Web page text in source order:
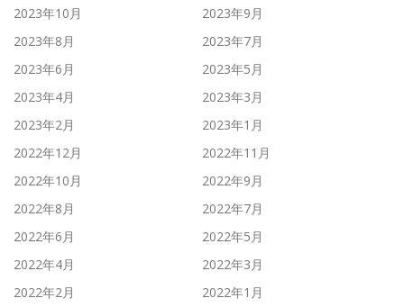
2023年10月
2023年9月
2023年8月
2023年7月
2023年6月
2023年5月
2023年4月
2023年3月
2023年2月
2023年1月
2022年12月
2022年11月
2022年10月
2022年9月
2022年8月
2022年7月
2022年6月
2022年5月
2022年4月
2022年3月
2022年2月
2022年1月